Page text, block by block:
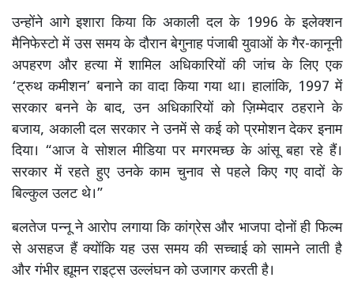
उन्होंने आगे इशारा किया कि अकाली दल के 1996 के इलेक्शन
मैनिफेस्टो में उस समय के दौरान बेगुनाह पंजाबी युवाओं के गैर-कानूनी
अपहरण और हत्या में शामिल अधिकारियों की जांच के लिए एक
‘ट्रुथ कमीशन’ बनाने का वादा किया गया था। हालांकि, 1997 में
सरकार बनने के बाद, उन अधिकारियों को ज़िम्मेदार ठहराने के
बजाय, अकाली दल सरकार ने उनमें से कई को प्रमोशन देकर इनाम
दिया। “आज वे सोशल मीडिया पर मगरमच्छ के आंसू बहा रहे हैं।
सरकार में रहते हुए उनके काम चुनाव से पहले किए गए वादों के
बिल्कुल उलट थे।”
बलतेज पन्नू ने आरोप लगाया कि कांग्रेस और भाजपा दोनों ही फिल्म
से असहज हैं क्योंकि यह उस समय की सच्चाई को सामने लाती है
और गंभीर ह्यूमन राइट्स उल्लंघन को उजागर करती है।